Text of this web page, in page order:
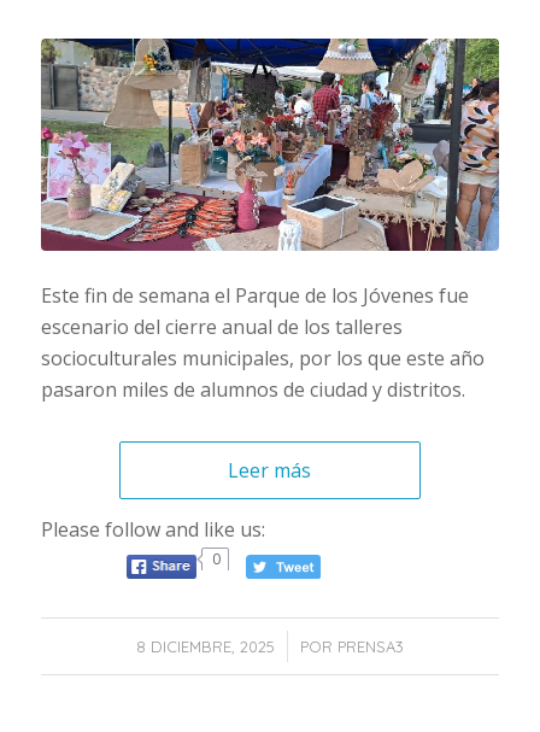
Este fin de semana el Parque de los Jóvenes fue
escenario del cierre anual de los talleres
socioculturales municipales, por los que este año
pasaron miles de alumnos de ciudad y distritos.
Leer más
Please follow and like us:
0
8 DICIEMBRE, 2025
/ POR PRENSA3